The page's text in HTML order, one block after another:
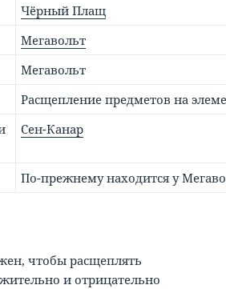
Чёрный Плащ
Мегавольт
Мегавольт
Расщепление предметов на
Сен-Канар
По-прежнему находится у
чтобы расщеплять
и отрицательно